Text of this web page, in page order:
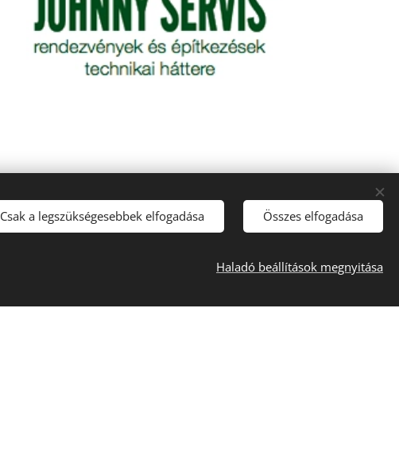
Csak a legszükségesebbek elfogadása Összes elfogadása
Haladó beállítások megnyitása